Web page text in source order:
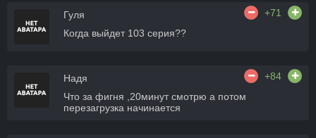
Гуля
+71
Когда выйдет 103 серия??
Надя
+84
Что за фигня ,20минут смотрю а потом
перезагрузка начинается